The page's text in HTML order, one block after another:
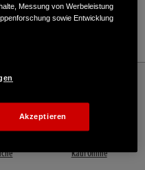
Dreams
Kauf Online
Messung von Werbeleistung
sowie Entwicklung
Akzeptieren